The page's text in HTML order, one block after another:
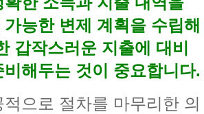
능한 변제 계획을 수립해
갑작스러운 지출에 대비
해두는 것이 중요합니다.
으로 절차를 마무리한 의